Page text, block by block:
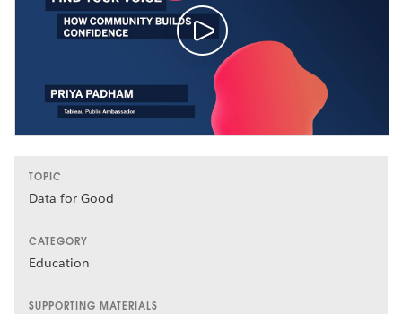
TOPIC
Data for Good
CATEGORY
Education
SUPPORTING MATERIALS